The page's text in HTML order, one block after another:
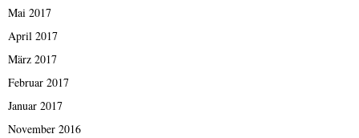
Mai 2017
April 2017
März 2017
Februar 2017
Januar 2017
November 2016